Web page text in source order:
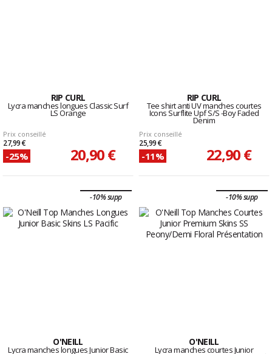
RIP CURL
Lycra manches longues Classic Surf
LS Orange
Prix conseillé
27,99 €
-25% 20,90 €
RIP CURL
Tee shirt anti UV manches courtes
Icons Surflite Upf S/S -Boy Faded
Denim
Prix conseillé
25,99 €
-11% 22,90 €
-10% supp
O'NEILL
Lycra manches longues Junior Basic
-10% supp
O'NEILL
Lycra manches courtes Junior